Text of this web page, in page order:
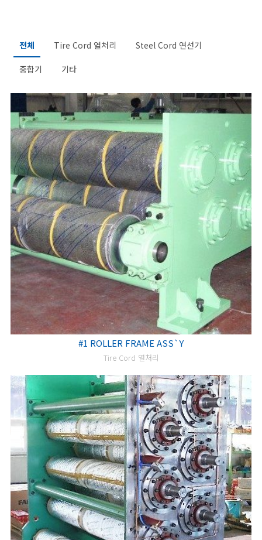
전체 Tire Cord 열처리 Steel Cord 연선기
중합기 기타
#1 ROLLER FRAME ASS`Y
Tire Cord 열처리